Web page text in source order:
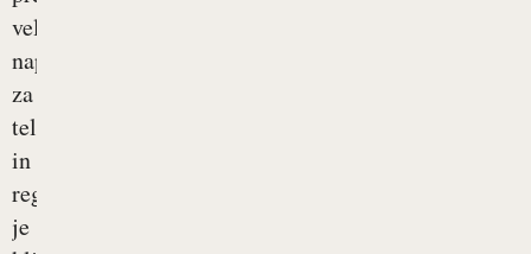
velik
napor
za
telo
in
regeneracija
je